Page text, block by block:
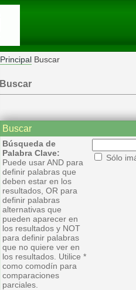
Principal Buscar
Buscar
Buscar
Búsqueda de
Palabra Clave:
Puede usar AND para
definir palabras que
deben estar en los
resultados, OR para
definir palabras
alternativas que
pueden aparecer en
los resultados y NOT
para definir palabras
que no quiere ver en
los resultados. Utilice *
como comodín para
comparaciones
parciales.
Sólo